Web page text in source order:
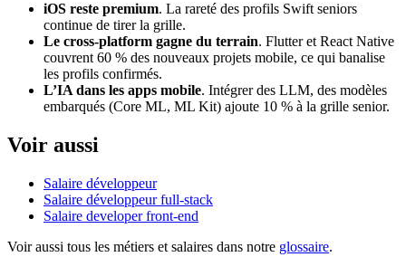
iOS reste premium. La rareté des profils Swift seniors
continue de tirer la grille.
Le cross-platform gagne du terrain. Flutter et React Native
couvrent 60 % des nouveaux projets mobile, ce qui banalise
les profils confirmés.
L’IA dans les apps mobile. Intégrer des LLM, des modèles
embarqués (Core ML, ML Kit) ajoute 10 % à la grille senior.
Voir aussi
Salaire développeur
Salaire développeur full-stack
Salaire developer front-end
Voir aussi tous les métiers et salaires dans notre glossaire.